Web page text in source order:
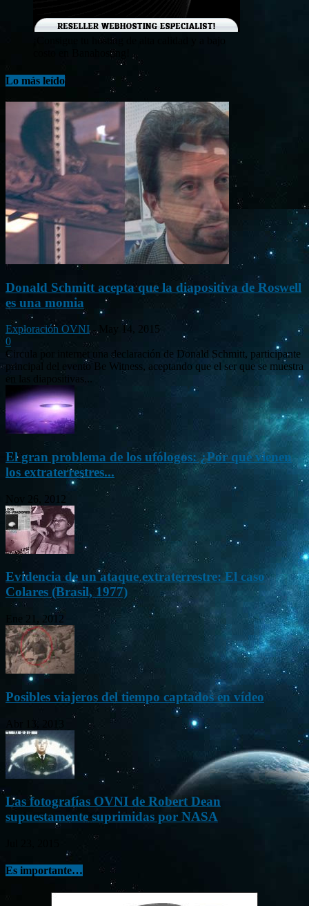
¡Consigue tu hosting de alta calidad y a bajo
costo en Banahosting!
Lo más leído
Donald Schmitt acepta que la diapositiva de Roswell
es una momia
Exploración OVNI -
May 14, 2015
0
Circula por internet una declaración de Donald Schmitt, participante
principal del evento Be Witness, aceptando que el ser que se muestra
en las diapositivas...
El gran problema de los ufólogos: ¿Por qué vienen
los extraterrestres...
Nov 26, 2012
Evidencia de un ataque extraterrestre: El caso
Colares (Brasil, 1977)
Ene 21, 2012
Posibles viajeros del tiempo captados en vídeo
Las fotografías OVNI de Robert Dean
supuestamente suprimidas por NASA
Es importante…